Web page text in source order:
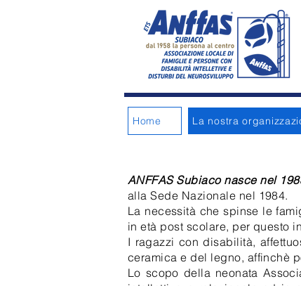
Home La nostra
ANFFAS Subiaco nasce nel
alla Sede Nazionale nel 1984.
La necessità che spinse le
in età post scolare, per questo
I ragazzi con disabilità,
ceramica e del legno, affinchè
Lo scopo della neonata